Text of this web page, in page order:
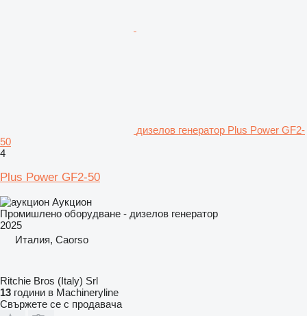
дизелов генератор Plus Power GF2-
50
4
Plus Power GF2-50
Аукцион
Промишлено оборудване - дизелов генератор
2025
Италия, Caorso
Ritchie Bros (Italy) Srl
13 години в Machineryline
Свържете се с продавача